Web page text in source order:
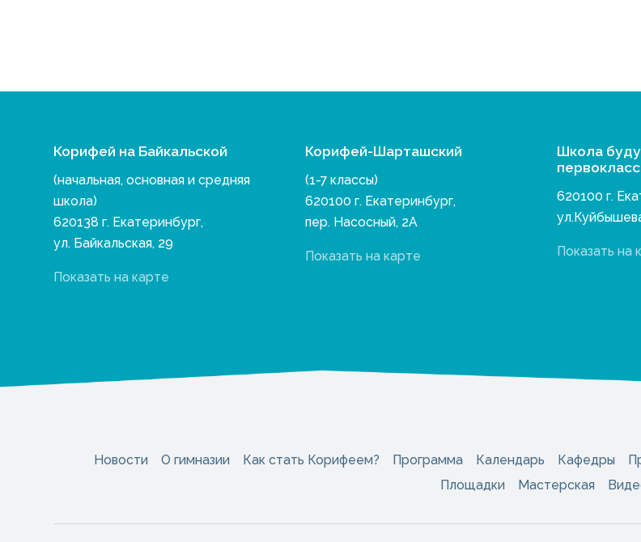
Корифей на Байкальской
(начальная, основная и средняя
школа)
620138 г. Екатеринбург,
ул. Байкальская, 29
Показать на карте
Корифей-Шарташский
(1-7 классы)
620100 г. Екатеринбург,
пер. Насосный, 2А
Показать на карте
Школа
620100 г.
Показать на
Новости О гимназии Как стать Корифеем? Программа Календарь Кафедры
Площадки
Мастерская